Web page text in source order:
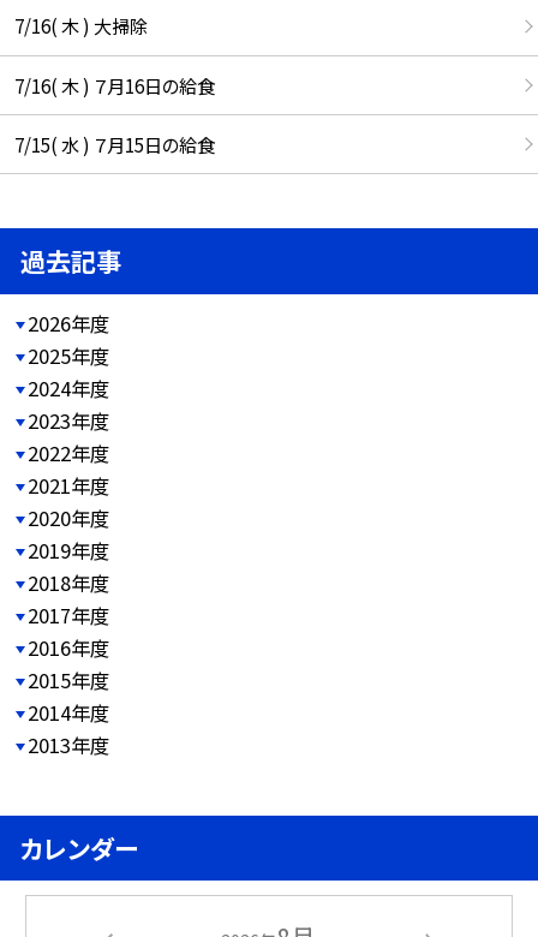
7/16( 木 ) 大掃除
7/16( 木 ) ７月16日の給食
7/15( 水 ) ７月15日の給食
過去記事
2026年度
2025年度
2024年度
2023年度
2022年度
2021年度
2020年度
2019年度
2018年度
2017年度
2016年度
2015年度
2014年度
2013年度
カレンダー